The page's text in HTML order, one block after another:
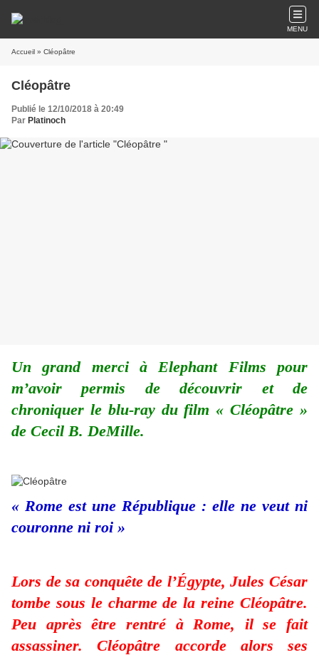
MENU
Accueil » Cléopâtre
Cléopâtre
Publié le 12/10/2018 à 20:49
Par Platinoch
Un grand merci à Elephant Films pour
m’avoir permis de découvrir et de
chroniquer le blu-ray du film « Cléopâtre »
de Cecil B. DeMille.
« Rome est une République : elle ne veut ni
couronne ni roi »
Lors de sa conquête de l’Égypte, Jules César
tombe sous le charme de la reine Cléopâtre.
Peu après être rentré à Rome, il se fait
assassiner. Cléopâtre accorde alors ses